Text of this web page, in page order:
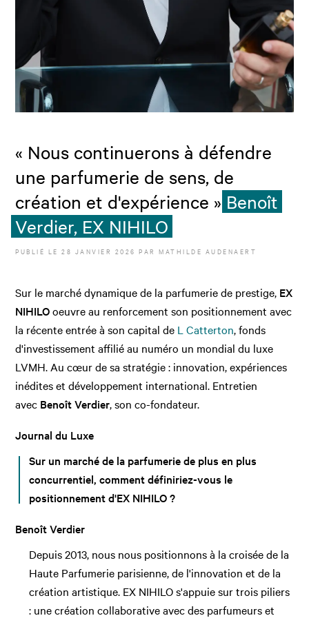
« Nous continuerons à défendre
une parfumerie de sens, de
création et d'expérience » Benoît
Verdier, EX NIHILO
PUBLIÉ LE28 JANVIER 2026 PARMATHILDE AUDENAERT
Sur le marché dynamique de la parfumerie de prestige, EX
NIHILOoeuvre au renforcement son positionnement avec
la récente entrée à son capital de L Catterton, fonds
d'investissement affilié au numéro un mondial du luxe
LVMH. Au cœur de sa stratégie : innovation, expériences
inédites et développement international. Entretien
avec Benoît Verdier, son co-fondateur.
Journal du Luxe
Sur un marché de la parfumerie de plus en plus
concurrentiel, comment définiriez-vous le
positionnement d'EX NIHILO ?
Benoît Verdier
Depuis 2013, nous nous positionnons à la croisée de la
Haute Parfumerie parisienne, de l'innovation et de la
création artistique. EX NIHILO s'appuie sur trois piliers
: une création collaborative avec des parfumeurs et